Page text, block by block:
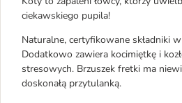
ciekawskiego pupila!
Naturalne, certyfikowane składniki
Dodatkowo zawiera kocimiętkę i
stresowych. Brzuszek fretki ma
doskonałą przytulanką.